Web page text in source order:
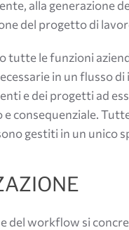
alla generazione
del progetto di
tutte le funzioni
in un flusso di
e dei progetti ad
consequenziale.
gestiti in un unico
del workflow si